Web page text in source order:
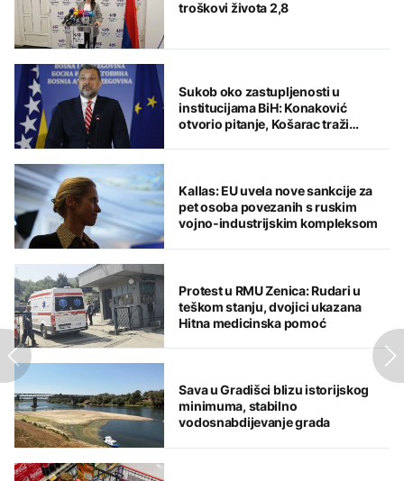
troškovi života 2,8
Sukob oko zastupljenosti u
institucijama BiH: Konaković
otvorio pitanje, Košarac traži
Kallas: EU uvela nove sankcije za
pet osoba povezanih s ruskim
vojno-industrijskim kompleksom
Protest u RMU Zenica: Rudari u
teškom stanju, dvojici ukazana
Hitna medicinska pomoć
Sava u Gradišci blizu istorijskog
minimuma, stabilno
vodosnabdijevanje grada